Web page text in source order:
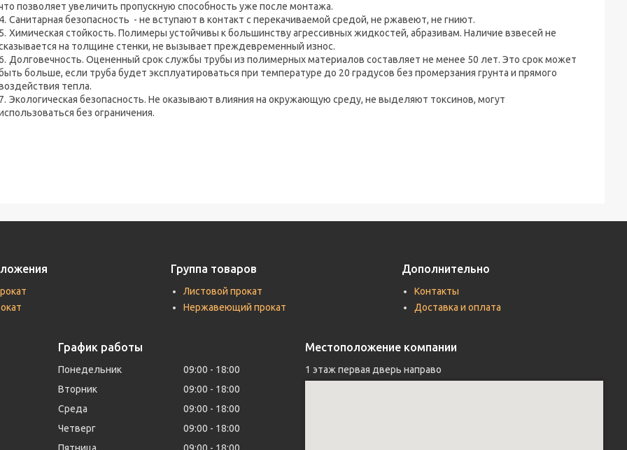
позволяет увеличить пропускную способность уже после монтажа.
Санитарная безопасность - не вступают в контакт с перекачиваемой средой, не ржавеют, не гниют.
Химическая стойкость. Полимеры устойчивы к большинству агрессивных жидкостей, абразивам. Наличие взвесей не
на толщине стенки, не вызывает преждевременный износ.
Долговечность. Оцененный срок службы трубы из полимерных материалов составляет не менее 50 лет. Это срок может
больше, если труба будет эксплуатироваться при температуре до 20 градусов без промерзания грунта и прямого
тепла.
Экологическая безопасность. Не оказывают влияния на окружающую среду, не выделяют токсинов, могут
без ограничения.
Группа товаров
Листовой прокат
Нержавеющий прокат
Дополнительно
Контакты
Доставка и оплата
График работы
Понедельник 09:00
18:00
Вторник
09:00
18:00
Среда
09:00
18:00
Четверг
09:00
18:00
Местоположение компании
1 этаж первая дверь направо